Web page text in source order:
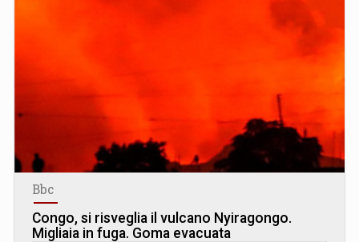
Bbc
Congo, si risveglia il vulcano Nyiragongo.
Migliaia in fuga. Goma evacuata